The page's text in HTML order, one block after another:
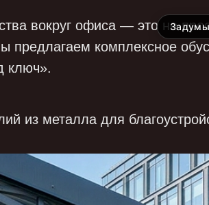
вокруг офиса — это не
комплексное
ключ».
из металла для